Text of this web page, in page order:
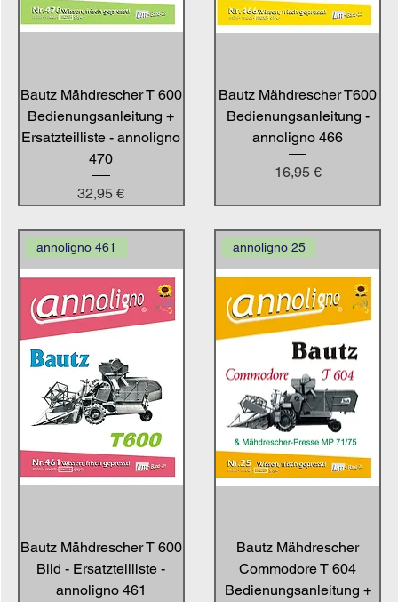
Bautz Mähdrescher T 600
Bedienungsanleitung +
Ersatzteilliste - annoligno
470
Preis
32,95 €
Bautz Mähdrescher T600
Bedienungsanleitung -
annoligno 466
Preis
16,95 €
annoligno 461
Bautz Mähdrescher T 600
Bild - Ersatzteilliste -
annoligno 461
annoligno 25
Bautz Mähdrescher
Commodore T 604
Bedienungsanleitung +